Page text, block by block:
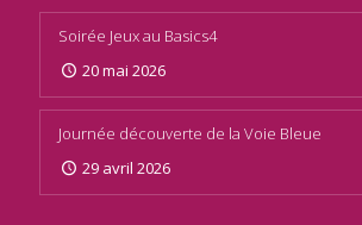
Soirée Jeux au Basics4
20 mai 2026
Journée découverte de la Voie Bleue
29 avril 2026